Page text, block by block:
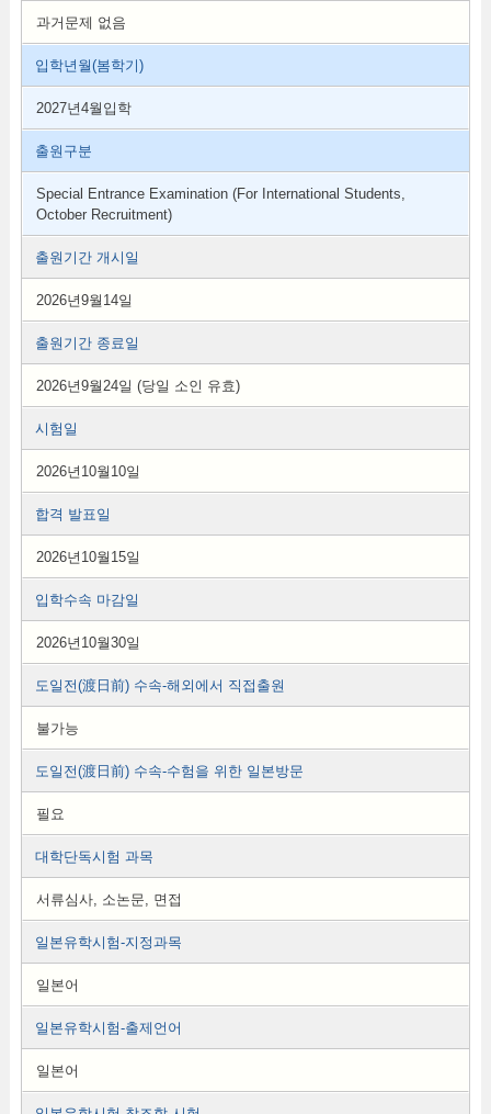
과거문제 없음
입학년월(봄학기)
2027년4월입학
출원구분
Special Entrance Examination (For International Students,
October Recruitment)
출원기간 개시일
2026년9월14일
출원기간 종료일
2026년9월24일 (당일 소인 유효)
시험일
2026년10월10일
합격 발표일
2026년10월15일
입학수속 마감일
2026년10월30일
도일전(渡日前) 수속-해외에서 직접출원
불가능
도일전(渡日前) 수속-수험을 위한 일본방문
필요
대학단독시험 과목
서류심사, 소논문, 면접
일본유학시험-지정과목
일본어
일본유학시험-출제언어
일본어